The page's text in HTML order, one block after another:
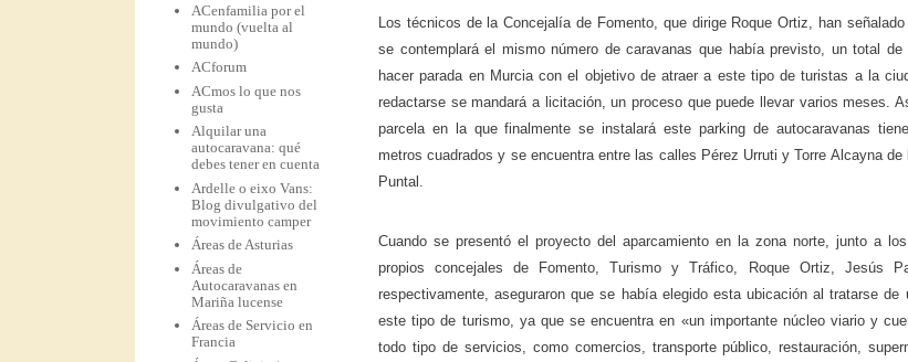
Los técnicos de la Concejalía de Fomento, que dirige Roque Ortiz, han
se contemplará el mismo número de caravanas que había previsto, un total
hacer parada en Murcia con el objetivo de atraer a este tipo de turistas a la
redactarse se mandará a licitación, un proceso que puede llevar varios meses.
parcela en la que finalmente se instalará este parking de autocaravanas
metros cuadrados y se encuentra entre las calles Pérez Urruti y Torre Alcayna de
Puntal.
Cuando se presentó el proyecto del aparcamiento en la zona norte, junto a
propios concejales de Fomento, Turismo y Tráfico, Roque Ortiz, Jesús
respectivamente, aseguraron que se había elegido esta ubicación al tratarse de
este tipo de turismo, ya que se encuentra en «un importante núcleo viario y
todo tipo de servicios, como comercios, transporte público, restauración,
ACenfamilia por el
mundo (vuelta al
mundo)
ACforum
ACmos lo que nos
gusta
Alquilar una
autocaravana: qué
debes tener en cuenta
Ardelle o eixo Vans:
Blog divulgativo del
movimiento camper
Áreas de Asturias
Áreas de
Autocaravanas en
Mariña lucense
Áreas de Servicio en
Francia